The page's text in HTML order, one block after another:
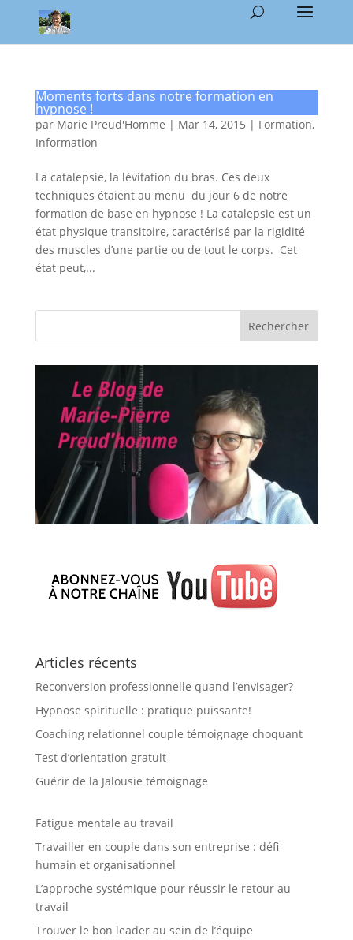
Moments forts dans notre formation en
hypnose !
par Marie Preud'Homme | Mar 14, 2015 | Formation,
Information
La catalepsie, la lévitation du bras. Ces deux
techniques étaient au menu du jour 6 de notre
formation de base en hypnose ! La catalepsie est un
état physique transitoire, caractérisé par la rigidité
des muscles d’une partie ou de tout le corps. Cet
état peut,...
Articles récents
Reconversion professionnelle quand l’envisager?
Hypnose spirituelle : pratique puissante!
Coaching relationnel couple témoignage choquant
Test d’orientation gratuit
Guérir de la Jalousie témoignage
Fatigue mentale au travail
Travailler en couple dans son entreprise : défi
humain et organisationnel
L’approche systémique pour réussir le retour au
travail
Trouver le bon leader au sein de l’équipe